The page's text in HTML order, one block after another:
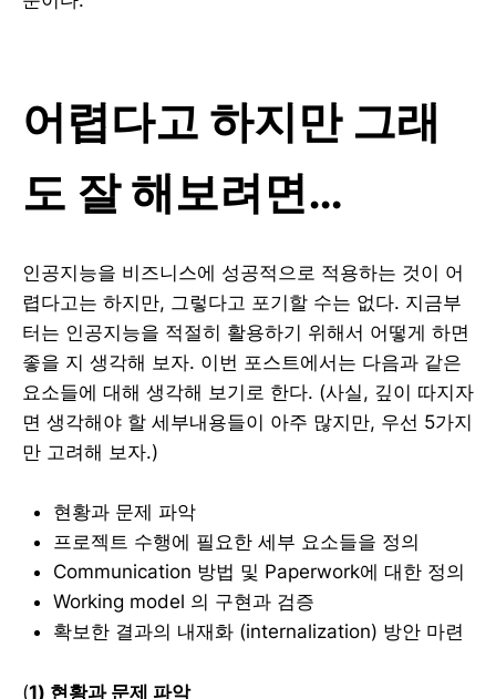
어렵다고 하지만 그래
도 잘 해보려면…
인공지능을 비즈니스에 성공적으로 적용하는 것이 어
렵다고는 하지만, 그렇다고 포기할 수는 없다. 지금부
터는 인공지능을 적절히 활용하기 위해서 어떻게 하면
좋을 지 생각해 보자. 이번 포스트에서는 다음과 같은
요소들에 대해 생각해 보기로 한다. (사실, 깊이 따지자
면 생각해야 할 세부내용들이 아주 많지만, 우선 5가지
만 고려해 보자.)
현황과 문제 파악
프로젝트 수행에 필요한 세부 요소들을 정의
Communication 방법 및 Paperwork에 대한 정의
Working model 의 구현과 검증
확보한 결과의 내재화 (internalization) 방안 마련
(1) 현황과 문제 파악